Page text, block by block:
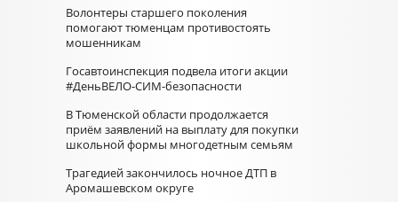
Волонтеры старшего поколения
помогают тюменцам противостоять
мошенникам
Госавтоинспекция подвела итоги акции
#ДеньВЕЛО-СИМ-безопасности
В Тюменской области продолжается
приём заявлений на выплату для покупки
школьной формы многодетным семьям
Трагедией закончилось ночное ДТП в
Аромашевском округе